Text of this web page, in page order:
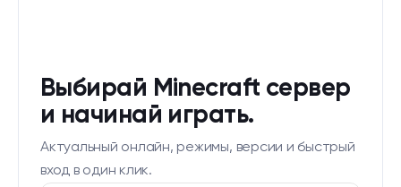
Выбирай Minecraft сервер
и начинай играть.
Актуальный онлайн, режимы, версии и быстрый
вход в один клик.